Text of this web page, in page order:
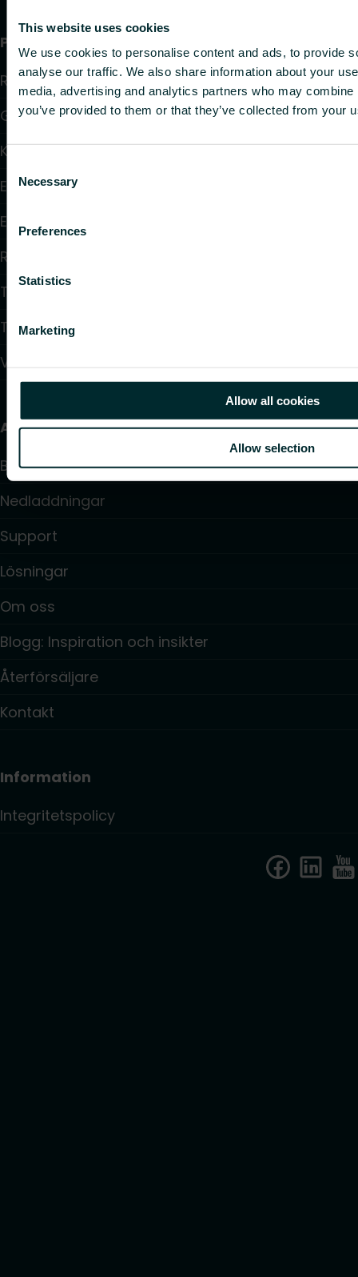
This website uses cookies
We use cookies to personalise content and ads, to provide
analyse our traffic. We also share information about your
media, advertising and analytics partners who may
you’ve provided to them or that they’ve collected from your
Selection
Necessary
Preferences
Statistics
Marketing
Allow all cookies
Allow selection
Produkter
Radiatorer
Golvvärme och golvkylning
Konvektorer och fläktkonvektorer
Elektrisk uppvärmning
Elektronisk styrning
Reglering
Tappvattensystem
Takvärmesystem
Värmepumpar
Användbara länkar
Beräkningsprogram
Nedladdningar
Support
Lösningar
Om oss
Blogg: Inspiration och insikter
Återförsäljare
Kontakt
Information
Integritetspolicy